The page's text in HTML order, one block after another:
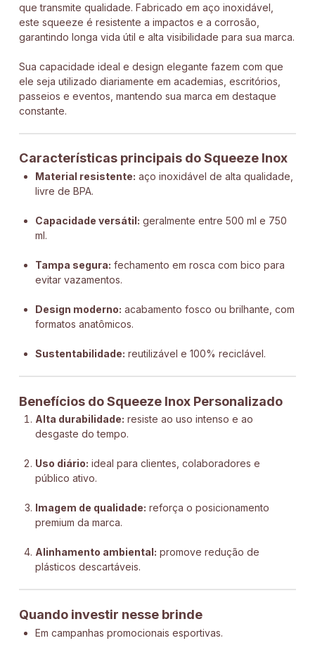
que transmite qualidade. Fabricado em aço inoxidável,
este squeeze é resistente a impactos e a corrosão,
garantindo longa vida útil e alta visibilidade para sua marca.
Sua capacidade ideal e design elegante fazem com que
ele seja utilizado diariamente em academias, escritórios,
passeios e eventos, mantendo sua marca em destaque
constante.
Características principais do Squeeze Inox
Material resistente: aço inoxidável de alta qualidade,
livre de BPA.
Capacidade versátil: geralmente entre 500 ml e 750
ml.
Tampa segura: fechamento em rosca com bico para
evitar vazamentos.
Design moderno: acabamento fosco ou brilhante, com
formatos anatômicos.
Sustentabilidade: reutilizável e 100% reciclável.
Benefícios do Squeeze Inox Personalizado
Alta durabilidade: resiste ao uso intenso e ao
desgaste do tempo.
Uso diário: ideal para clientes, colaboradores e
público ativo.
Imagem de qualidade: reforça o posicionamento
premium da marca.
Alinhamento ambiental: promove redução de
plásticos descartáveis.
Quando investir nesse brinde
Em campanhas promocionais esportivas.